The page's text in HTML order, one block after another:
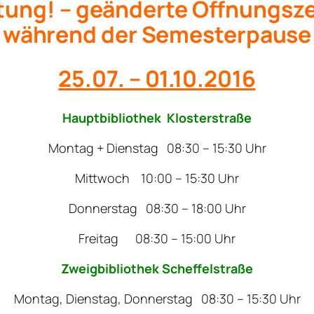
– geänderte
während der Semesterpause
25.07. – 01.10.2016
Hauptbibliothek Klosterstraße
Montag + Dienstag 08:30 – 15:30 Uhr
Mittwoch 10:00 – 15:30 Uhr
Donnerstag 08:30 – 18:00 Uhr
Freitag 08:30 – 15:00 Uhr
Zweigbibliothek Scheffelstraße
Montag, Dienstag, Donnerstag 08:30 – 15:30 Uhr